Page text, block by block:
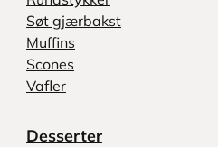
Søt gjærbakst
Muffins
Scones
Vafler
Desserter